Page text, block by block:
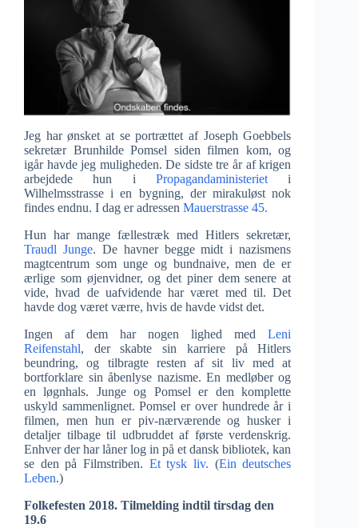
Jeg har ønsket at se portrættet af Joseph Goebbels
sekretær Brunhilde Pomsel siden filmen kom, og
igår havde jeg muligheden. De sidste tre år af krigen
arbejdede hun i Propagandaministerieti
Wilhelmsstrasse i en bygning, der mirakuløst nok
findes endnu. I dag er adressen Mauerstrasse 45.
Hun har mange fællestræk med Hitlers sekretær,
Traudl Junge. De havner begge midt i nazismens
magtcentrum som unge og bundnaive, men de er
ærlige som øjenvidner, og det piner dem senere at
vide, hvad de uafvidende har været med til. Det
havde dog været værre, hvis de havde vidst det.
Ingen af dem har nogen lighed medLeni
Reifenstahl, der skabte sin karriere på Hitlers
beundring, og tilbragte resten af sit liv med at
bortforklare sin åbenlyse nazisme. En medløber og
en løgnhals. Junge og Pomsel er den komplette
uskyld sammenlignet. Pomsel er over hundrede år i
filmen, men hun er piv-nærværende og husker i
detaljer tilbage til udbruddet af første verdenskrig.
Enhver der har låner log in på et dansk bibliotek, kan
se den på Filmstriben. Et tysk liv. (Ein deutsches
Leben.)
Folkefesten 2018. Tilmelding indtil tirsdag den
19.6